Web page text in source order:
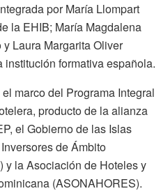
por María Llompart
la EHIB; María Magdalena
Laura Margarita Oliver
formativa española.
marco del Programa Integral
producto de la alianza
el Gobierno de las Islas
de Ámbito
y la Asociación de Hoteles y
(ASONAHORES).